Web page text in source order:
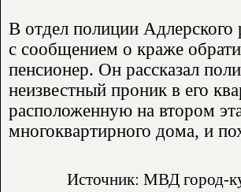
В отдел полиции Адлерского
с сообщением о краже
пенсионер. Он рассказал
неизвестный проник в его
расположенную на втором
многоквартирного дома, и
Источник: МВД город-